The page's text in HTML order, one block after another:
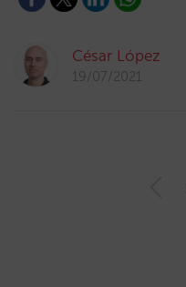
César López
19/07/2021